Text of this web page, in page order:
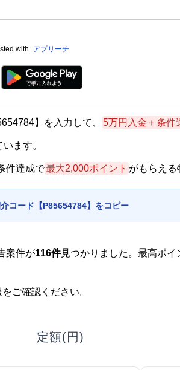
with アプリーチ
】を入力して、 5万円入金＋条件
ます。
件達成で最大2,000ポイント がもらえる
コード【P85654784】をコピー
案件が116件見つかりました。最高ポイ
ご確認ください。
定額(円)